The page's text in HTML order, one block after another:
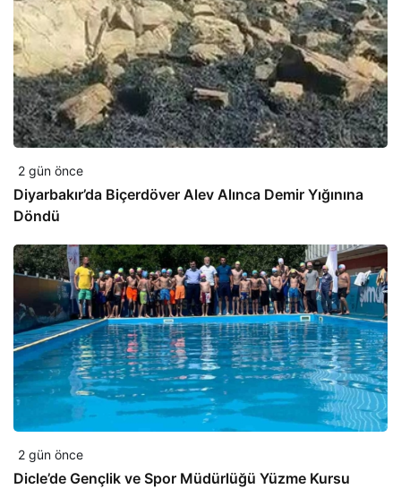
2 gün önce
Diyarbakır’da Biçerdöver Alev Alınca Demir Yığınına
Döndü
2 gün önce
Dicle’de Gençlik ve Spor Müdürlüğü Yüzme Kursu